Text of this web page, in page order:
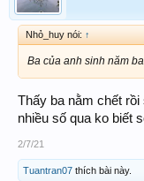
Nhỏ_huy nói: ↑
Ba của anh sinh năm
Thấy ba nằm chết
nhiều số qua ko biết
2/7/21
Tuantran07 thích bài này.